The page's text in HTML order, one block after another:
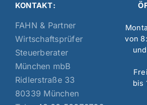
KONTAKT:
FAHN & Partner
Wirtschaftsprüfer
Steuerberater
München mbB
Ridlerstraße 33
80339 München
von
bis